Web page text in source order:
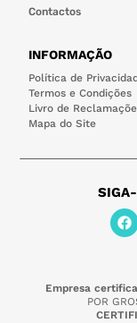
Contactos
INFORMAÇÃO
Política de
Termos e Condições
Livro de
Mapa do Site
Empresa
POR